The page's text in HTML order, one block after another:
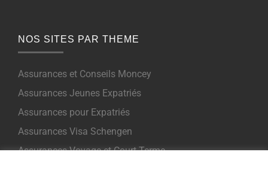
NOS SITES PAR THEME
Assurances et Conseils Moncey
Assurances Jeunes Expatriés
Assurances pour Expatriés
Assurances Visa Schengen
Assurances Voyage et Court Terme